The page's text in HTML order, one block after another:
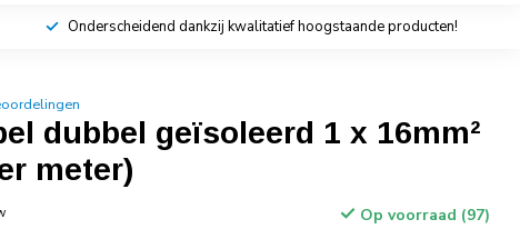
Onderscheidend dankzij kwalitatief hoogstaande producten!
dubbel geïsoleerd 1 x 16mm²
meter)
Op voorraad (97)